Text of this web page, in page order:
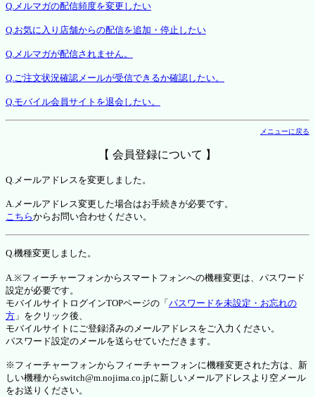
Q.メルマガの配信頻度を変更したい
Q.お気に入り店舗からの配信を追加・停止したい
Q.メルマガが配信されません。
Q.ご注文状況確認メールが受信できるか確認したい。
Q.モバイル会員サイトを退会したい。
メニューに戻る
【 会員登録について 】
Q.メールアドレスを変更しました。
A.メールアドレス変更した場合はお手続きが必要です。
こちらからお問い合わせください。
Q.機種変更しました。
A.※フィーチャーフォンからスマートフォンへの機種変更は、パスワード
設定が必要です。
モバイルサイトログインTOPページの「 パスワードを未設定・お忘れの
方 」をクリック後、
モバイルサイトにご登録済みのメールアドレスをご入力ください。
パスワード設定のメールを送らせていただきます。
※フィーチャーフォンからフィーチャーフォンに機種変更された方は、新
しい機種からswitch@m.nojima.co.jpに新しいメールアドレスより空メール
をお送りください。